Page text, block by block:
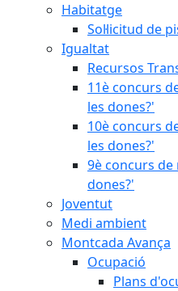
Habitatge
Sol·licitud de
Igualtat
Recursos
11è concurs
les dones?'
10è concurs
les dones?'
9è concurs
dones?'
Joventut
Medi ambient
Montcada Avança
Ocupació
Plans